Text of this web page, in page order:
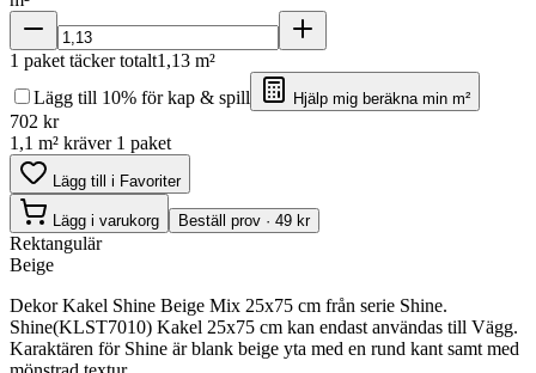
1 paket täcker totalt1,13 m²
Lägg till 10% för kap & spill
Hjälp mig beräkna min m²
702 kr
1,1 m² kräver 1 paket
Lägg till i Favoriter
Lägg i varukorg Beställ prov · 49 kr
Rektangulär
Beige
Dekor Kakel Shine Beige Mix 25x75 cm från serie Shine.
Shine(KLST7010) Kakel 25x75 cm kan endast användas till Vägg.
Karaktären för Shine är blank beige yta med en rund kant samt med